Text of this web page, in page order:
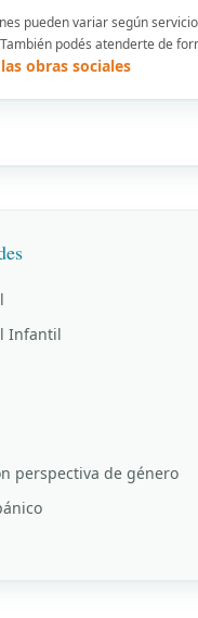
pueden variar según
podés atenderte de
obras sociales
Infantil
perspectiva de género